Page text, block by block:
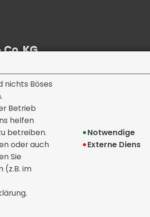
nichts Böses
Betrieb
helfen
betreiben.
oder auch
Sie
(z.B. im
Notwendige
Externe Dienste
KG